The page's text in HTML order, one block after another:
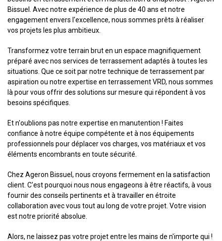
Bissuel. Avec notre expérience de plus de 40 ans et notre
engagement envers l'excellence, nous sommes prêts à réaliser
vos projets les plus ambitieux.
Transformez votre terrain brut en un espace magnifiquement
préparé avec nos services de terrassement adaptés à toutes les
situations. Que ce soit par notre technique de terrassement par
aspiration ou notre expertise en terrassement VRD, nous sommes
là pour vous offrir des solutions sur mesure qui répondent à vos
besoins spécifiques.
Et n'oublions pas notre expertise en manutention ! Faites
confiance à notre équipe compétente et à nos équipements
professionnels pour déplacer vos charges, vos matériaux et vos
éléments encombrants en toute sécurité.
Chez Ageron Bissuel, nous croyons fermement en la satisfaction
client. C'est pourquoi nous nous engageons à être réactifs, à vous
fournir des conseils pertinents et à travailler en étroite
collaboration avec vous tout au long de votre projet. Votre vision
est notre priorité absolue.
Alors, ne laissez pas votre projet entre les mains de n'importe qui !